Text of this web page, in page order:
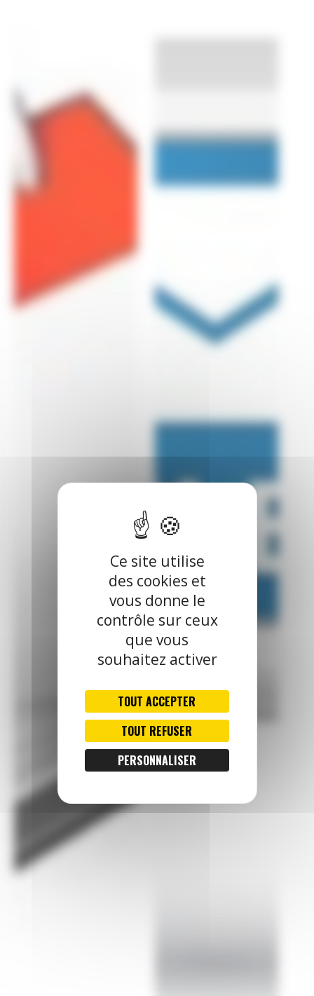
Ce site utilise
des cookies et
vous donne le
contrôle sur ceux
que vous
souhaitez activer
TOUT ACCEPTER
TOUT REFUSER
PERSONNALISER